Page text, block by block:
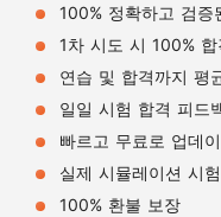
100% 정확하고 검증
1차 시도 시 100%
연습 및 합격까지 평
일일 시험 합격 피드
빠르고 무료로 업데
실제 시뮬레이션 시
100% 환불 보장